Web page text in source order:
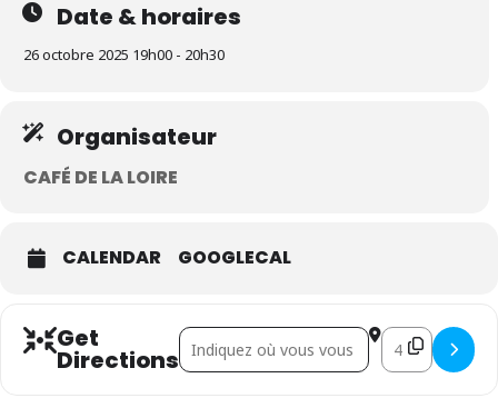
Date & horaires
26 octobre 2025 19h00 - 20h30
Organisateur
CAFÉ DE LA LOIRE
CALENDAR GOOGLECAL
Get
Directions
Address - Vida Bela [] Destination